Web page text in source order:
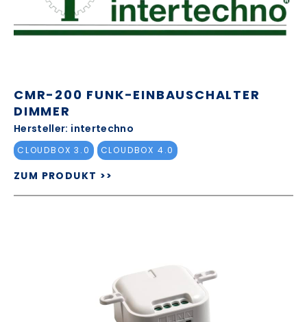
CMR-200 FUNK-EINBAUSCHALTER
DIMMER
Hersteller: intertechno
CLOUDBOX 3.0 CLOUDBOX 4.0
ZUM PRODUKT >>